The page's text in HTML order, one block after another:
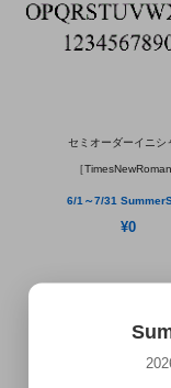
セミオーダーイニシ
［TimesNewRoman
6/1～7/31
¥0